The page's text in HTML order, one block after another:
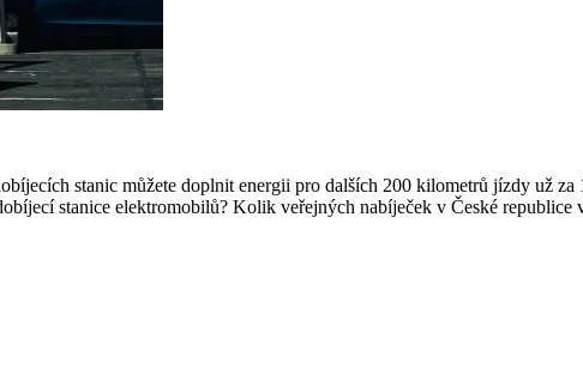
stanic můžete doplnit energii pro dalších 200 kilometrů jízdy už za
stanice elektromobilů? Kolik veřejných nabíječek v České republice